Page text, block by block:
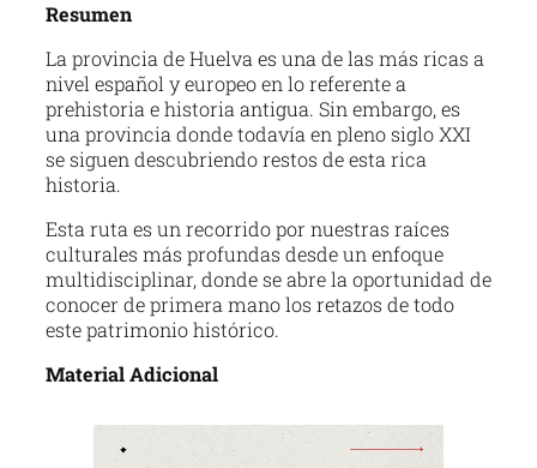
Resumen
La provincia de Huelva es una de las más ricas a
nivel español y europeo en lo referente a
prehistoria e historia antigua. Sin embargo, es
una provincia donde todavía en pleno siglo XXI
se siguen descubriendo restos de esta rica
historia.
Esta ruta es un recorrido por nuestras raíces
culturales más profundas desde un enfoque
multidisciplinar, donde se abre la oportunidad de
conocer de primera mano los retazos de todo
este patrimonio histórico.
Material Adicional